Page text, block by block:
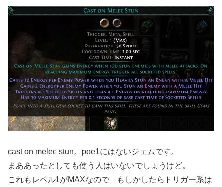
cast on melee stun。poe1にはないジェムです。
まああったとしても使う人はいないでしょうけど。
これもレベル1がMAXなので、もしかしたらトリガー系は